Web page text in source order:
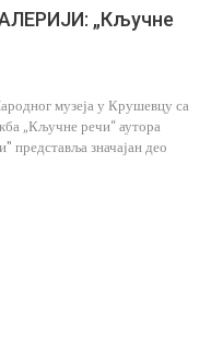
„Кључне
музеја у Крушевцу са
„Кључне речи“ аутора
значајан део